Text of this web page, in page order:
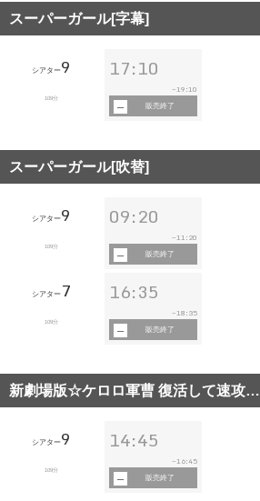
スーパーガール[字幕]
シアター9
109分
17:10
~19:10
販売終了
スーパーガール[吹替]
シアター9
109分
09:20
~11:20
販売終了
シアター 7
109分
16:35
~18:35
販売終了
新劇場版☆ケロロ軍曹 復活して速攻…
シアター9
109分
14:45
~16:45
販売終了